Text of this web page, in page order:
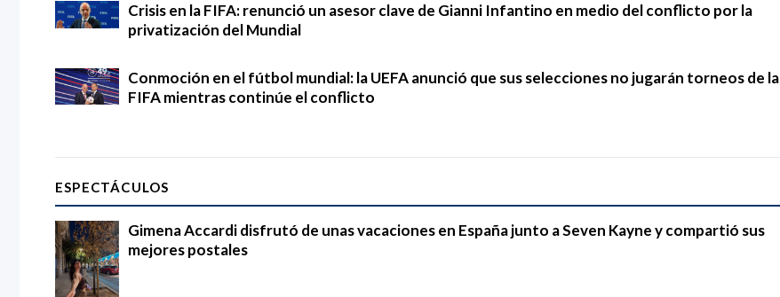
Crisis en la FIFA: renunció un asesor clave de Gianni Infantino en medio del conflicto por la
privatización del Mundial
Conmoción en el fútbol mundial: la UEFA anunció que sus selecciones no jugarán torneos de la
FIFA mientras continúe el conflicto
ESPECTÁCULOS
Gimena Accardi disfrutó de unas vacaciones en España junto a Seven Kayne y compartió sus
mejores postales